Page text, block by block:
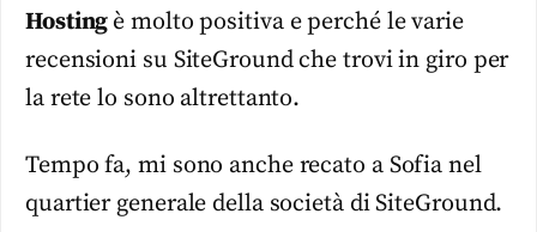
Hosting è molto positiva e perché le varie
recensioni su SiteGround che trovi in giro per
la rete lo sono altrettanto.
Tempo fa, mi sono anche recato a Sofia nel
quartier generale della società di SiteGround.